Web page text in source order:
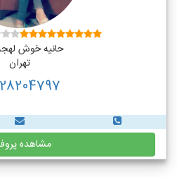
حانیه خوش
تهران
مشاهده